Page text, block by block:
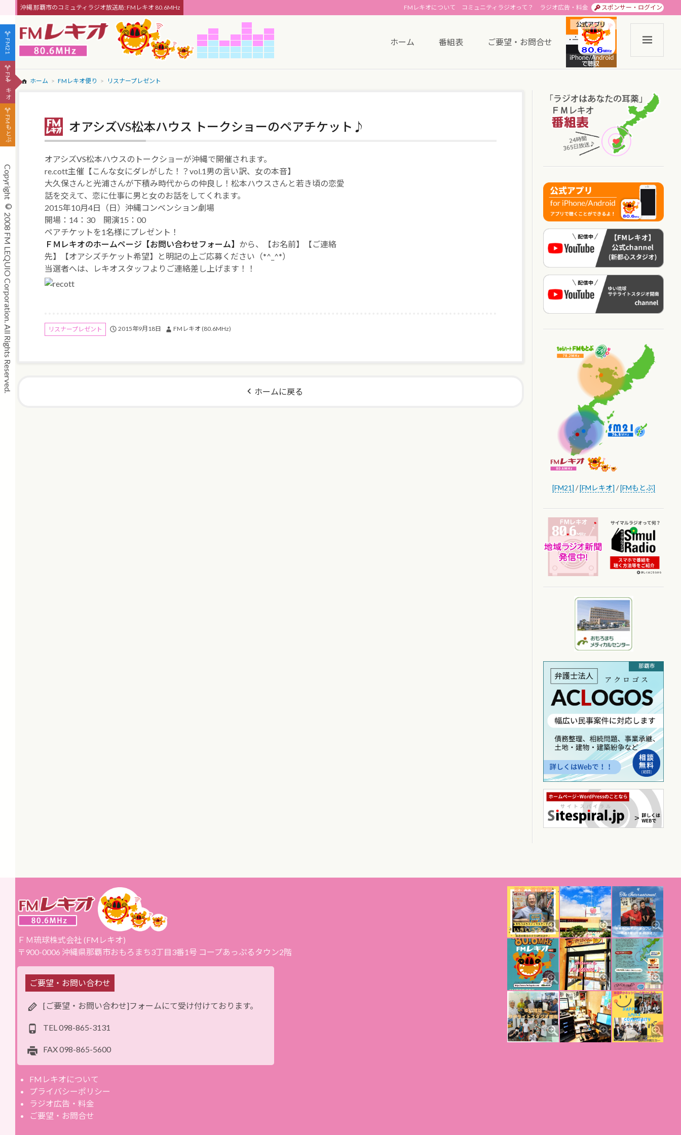
沖縄 那覇市のコミュティラジオ放送局: FMレキオ 80.6MHz スポンサー・ログイン
ラジオ広告・料金
コミュニティラジオって？
FMレキオについて
ホーム 番組表 ご要望・お問合せ
ホーム FMレキオ便り リスナープレゼント
オアシズVS松本ハウス トークショーのペアチケット♪
オアシズVS松本ハウスのトークショーが沖縄で開催されます。
re.cott主催【こんな女にダレがした！？vol.1男の言い訳、女の本音】
大久保さんと光浦さんが下積み時代からの仲良し！松本ハウスさんと若き頃の恋愛
話を交えて、恋に仕事に男と女のお話をしてくれます。
2015年10月4日（日）沖縄コンベンション劇場
開場：14：30 開演15：00
ペアチケットを1名様にプレゼント！
ＦＭレキオのホームページ【お問い合わせフォーム】 から、【お名前】【ご連絡
先】【オアシズチケット希望】と明記の上ご応募ください（*^_^*）
当選者へは、レキオスタッフよりご連絡差し上げます！！
リスナープレゼント 2015年9月18日 FMレキオ (80.6MHz)
ホームに戻る
[FM21] /[FMレキオ] /[FMもとぶ]
ＦＭ琉球株式会社 (FMレキオ)
〒900-0006 沖縄県那覇市おもろまち3丁目3番1号 コープあっぷるタウン2階
ご要望・お問い合わせ
[ご要望・お問い合わせ]フォームにて受け付けております。
TEL 098-865-3131
FAX098-865-5600
FMレキオについて
プライバシーポリシー
ラジオ広告・料金
ご要望・お問合せ
FM21
FMレキオ
FMもとぶ
Copyright © 2008 FM LEQUIO Corporation. All Rights Reserved.